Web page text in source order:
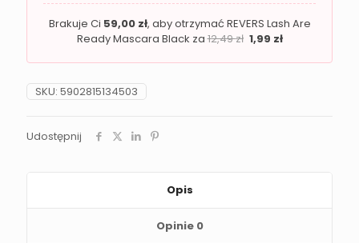
Brakuje Ci 59,00 zł, aby otrzymać REVERS Lash Are
Ready Mascara Black za12,49zł 1,99 zł
SKU: 5902815134503
Udostępnij
Opis
Opinie 0